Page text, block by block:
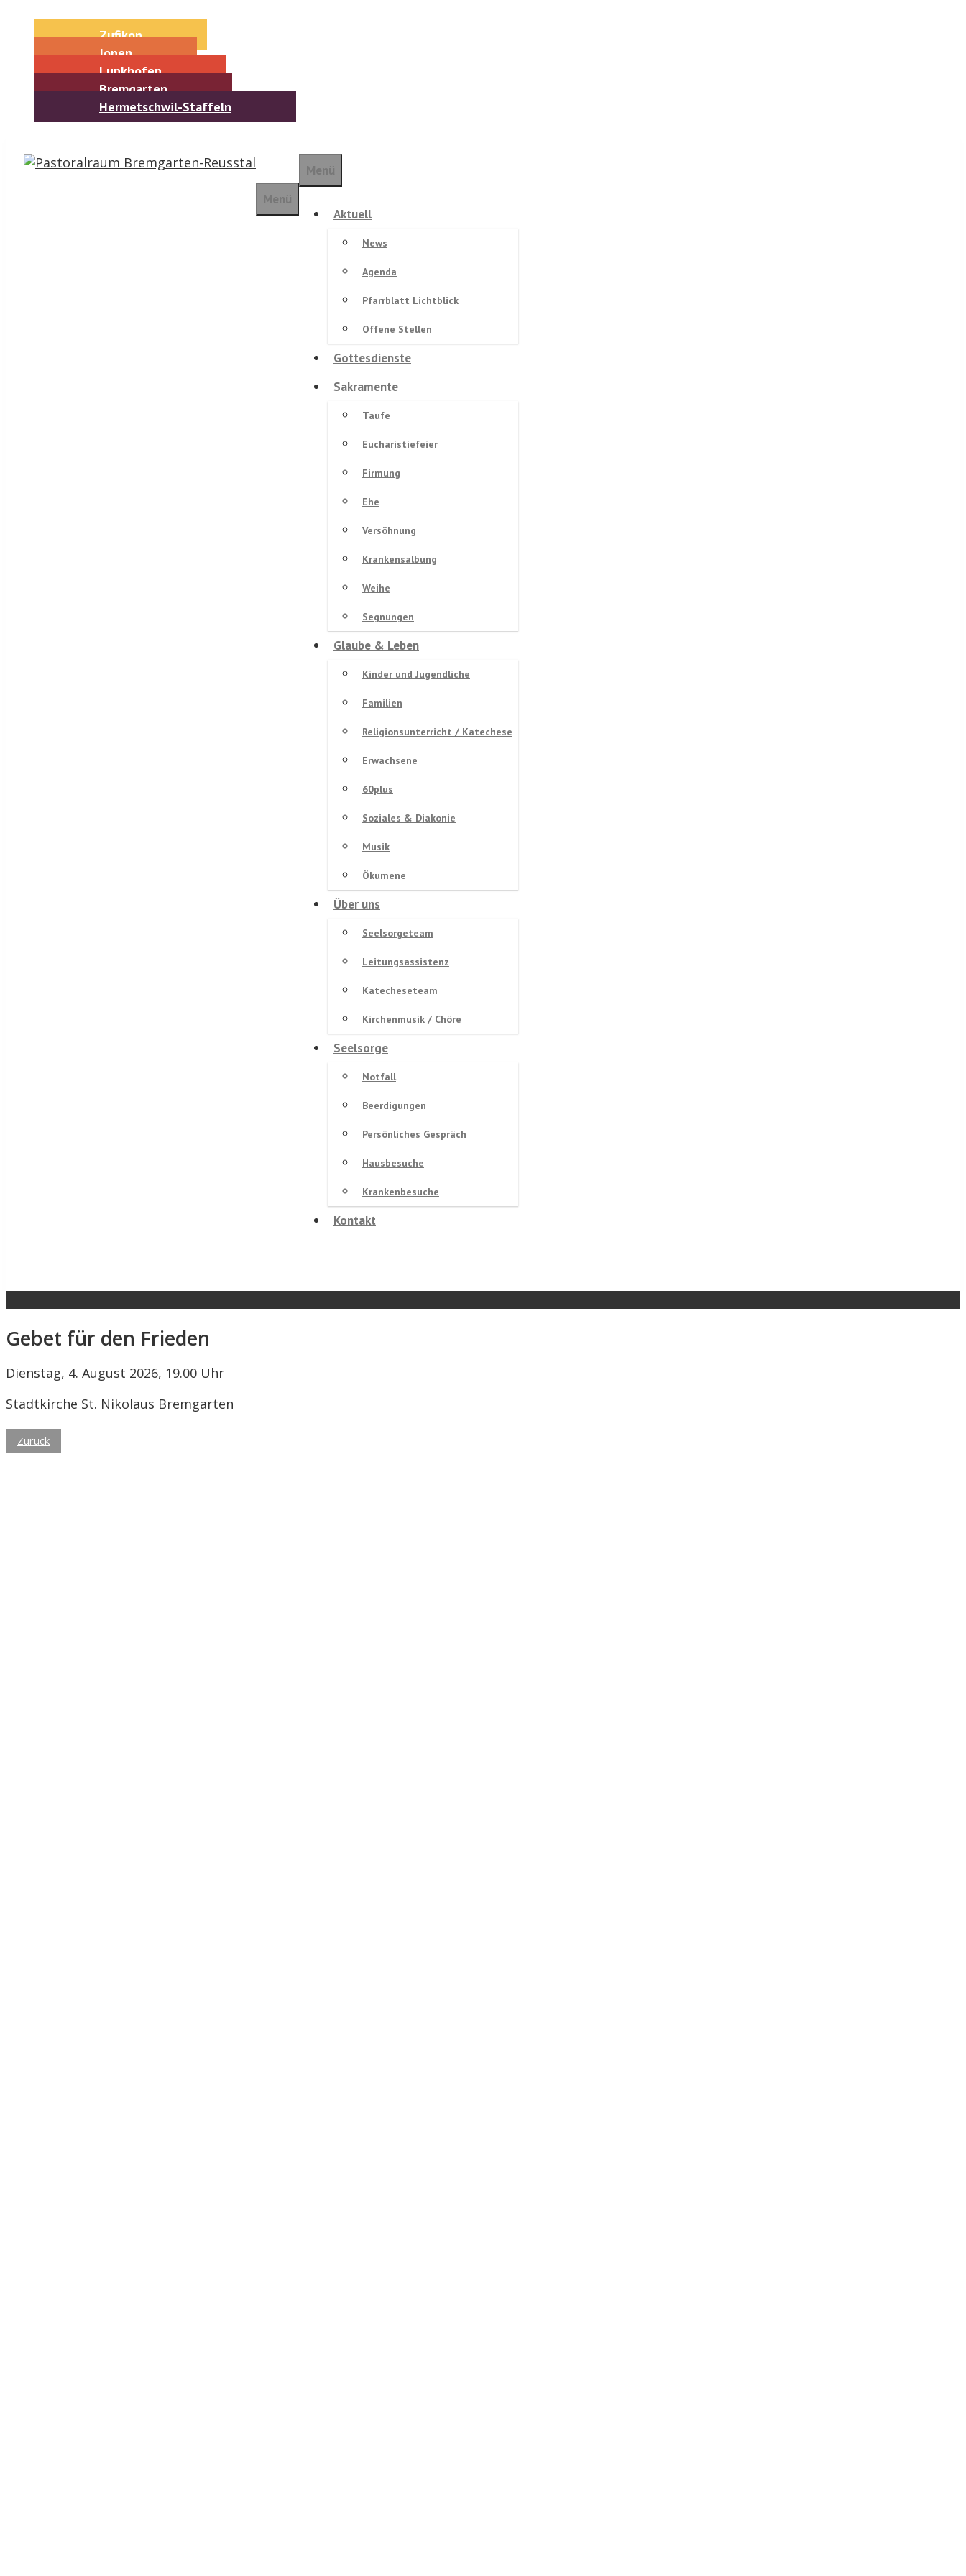
Zufikon
Jonen
Lunkhofen
Bremgarten
Hermetschwil-Staffeln
Menü
Menü
Aktuell
News
Agenda
Pfarrblatt Lichtblick
Offene Stellen
Gottesdienste
Sakramente
Taufe
Eucharistiefeier
Firmung
Ehe
Versöhnung
Krankensalbung
Weihe
Segnungen
Glaube & Leben
Kinder und Jugendliche
Familien
Religionsunterricht / Katechese
Erwachsene
60plus
Soziales & Diakonie
Musik
Ökumene
Über uns
Seelsorgeteam
Leitungsassistenz
Katecheseteam
Kirchenmusik / Chöre
Seelsorge
Notfall
Beerdigungen
Persönliches Gespräch
Hausbesuche
Krankenbesuche
Kontakt
Gebet für den Frieden
Dienstag, 4. August 2026, 19.00 Uhr
Stadtkirche St. Nikolaus Bremgarten
Zurück